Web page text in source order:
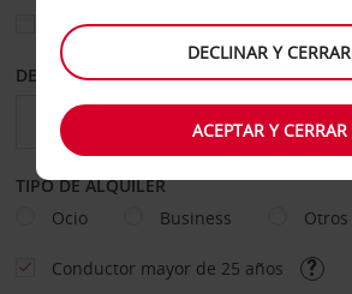
Elegir otra oficina de devolución
DESDE HASTA
TIPO DE ALQUILER
Ocio
Business Otros
Conductor mayor de 25 años
DECLINAR Y CERRAR
ACEPTAR Y CERRAR